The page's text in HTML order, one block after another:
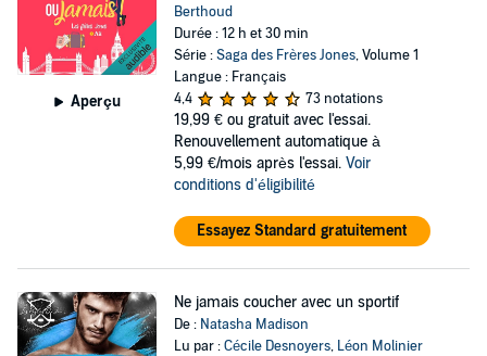
Aperçu
Berthoud
Durée : 12 h et 30 min
Série :Saga des Frères Jones, Volume 1
Langue : Français
4,4
73 notations
19,99 € ou gratuit avec l'essai.
Renouvellement automatique à
5,99 €/mois après l'essai. Voir
conditions d'éligibilité
Essayez Standard gratuitement
Ne jamais coucher avec un sportif
De : Natasha Madison
Lu par :Cécile Desnoyers, Léon Molinier